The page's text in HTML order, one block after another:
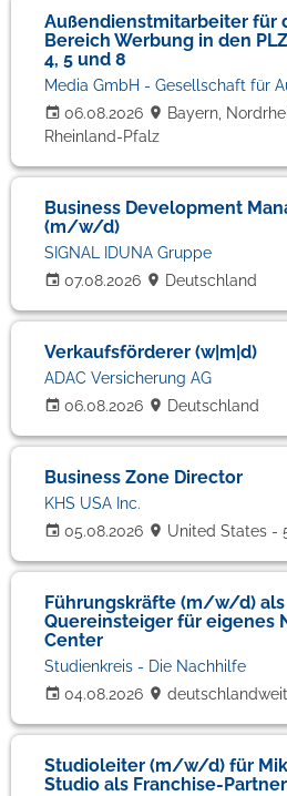
Außendienstmitarbeiter für
Bereich Werbung in den
4, 5 und 8
06.08.2026
Media GmbH - Gesellschaft für
Bayern,
Rheinland-Pfalz
Business Development
(m/w/d)
07.08.2026
SIGNAL IDUNA Gruppe
Deutschland
Verkaufsförderer (w|m|d)
06.08.2026
ADAC Versicherung AG
Deutschland
Business Zone Director
05.08.2026
KHS USA Inc.
United States -
Führungskräfte (m/w/d) als
Quereinsteiger für eigenes
Center
04.08.2026
Studienkreis - Die Nachhilfe
deutschlandweit
Studioleiter (m/w/d) für
Studio als Franchise-Partner